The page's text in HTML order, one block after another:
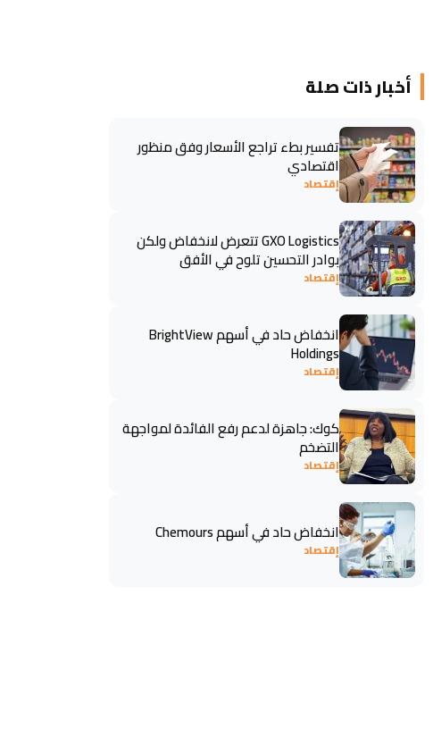
أخبار ذات صلة
تفسير بطء تراجع الأسعار وفق منظور
اقتصادي
إقتصاد
GXO Logistics تتعرض لانخفاض ولكن
بوادر التحسين تلوح في الأفق
إقتصاد
انخفاض حاد في أسهم BrightView
Holdings
إقتصاد
كوك: جاهزة لدعم رفع الفائدة لمواجهة
التضخم
إقتصاد
انخفاض حاد في أسهم Chemours
إقتصاد